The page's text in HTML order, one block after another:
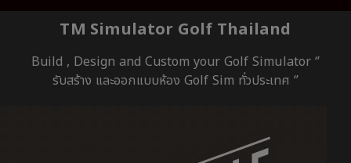
TM Simulator Golf Thailand
Build , Design and Custom your Golf Simulator ‘’
รับสร้าง และออกแบบห้อง Golf Sim ทั่วประเทศ ‘’